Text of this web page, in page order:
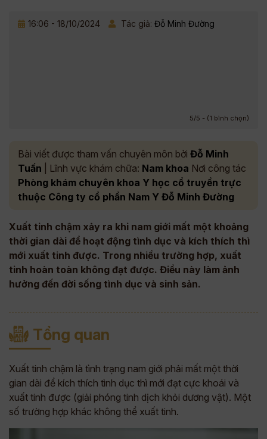
16:06 - 18/10/2024 Tác giả: Đỗ Minh Đường
5/5 - (1 bình chọn)
Bài viết được tham vấn chuyên môn bởi Đỗ Minh
Tuấn | Lĩnh vực khám chữa: Nam khoa Nơi công tác
Phòng khám chuyên khoa Y học cổ truyền trực
thuộc Công ty cổ phần Nam Y Đỗ Minh Đường
Xuất tinh chậm xảy ra khi nam giới mất một khoảng
thời gian dài để hoạt động tình dục và kích thích thì
mới xuất tinh được. Trong nhiều trường hợp, xuất
tinh hoàn toàn không đạt được. Điều này làm ảnh
hưởng đến đời sống tình dục và sinh sản.
Tổng quan
Xuất tinh chậm là tình trạng nam giới phải mất một thời
gian dài để kích thích tình dục thì mới đạt cực khoái và
xuất tinh được (giải phóng tinh dịch khỏi dương vật). Một
số trường hợp khác không thể xuất tinh.